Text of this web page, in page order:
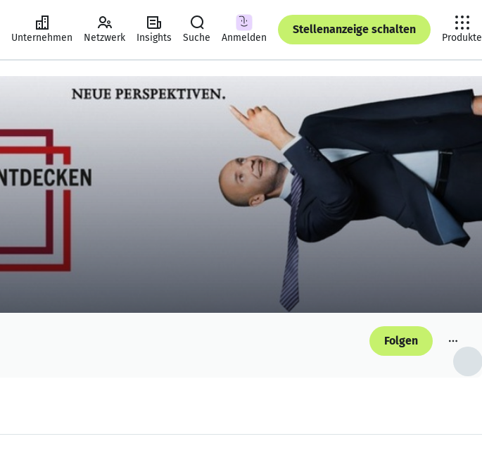
Unternehmen Netzwerk Insights Suche Anmelden
Stellenanzeige schalten
Produkte
Folgen